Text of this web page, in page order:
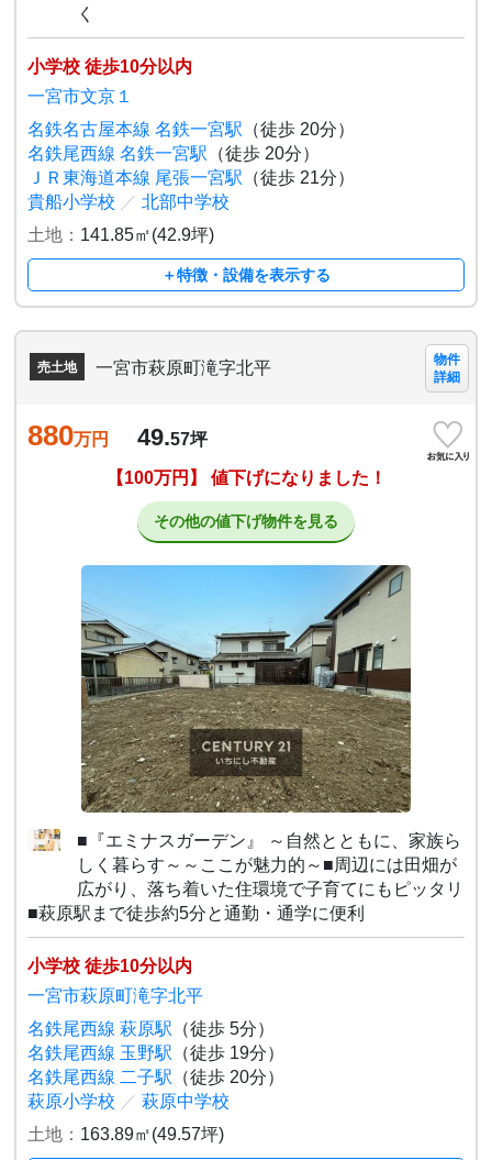
く
小学校 徒歩10分以内
一宮市文京１
名鉄名古屋本線 名鉄一宮駅 （徒歩 20分）
名鉄尾西線 名鉄一宮駅 （徒歩 20分）
ＪＲ東海道本線 尾張一宮駅 （徒歩 21分）
貴船小学校 ／ 北部中学校
土地： 141.85㎡(42.9坪)
＋特徴・設備を表示する
売土地 一宮市萩原町滝字北平
物件
詳細
880万円 49.57坪
【100万円】 値下げになりました！
その他の値下げ物件を見る
■『エミナスガーデン』 ～自然とともに、家族ら
しく暮らす～～ここが魅力的～■周辺には田畑が
広がり、落ち着いた住環境で子育てにもピッタリ
■萩原駅まで徒歩約5分と通勤・通学に便利
小学校 徒歩10分以内
一宮市萩原町滝字北平
名鉄尾西線 萩原駅 （徒歩 5分）
名鉄尾西線 玉野駅 （徒歩 19分）
名鉄尾西線 二子駅 （徒歩 20分）
萩原小学校 ／ 萩原中学校
土地： 163.89㎡(49.57坪)